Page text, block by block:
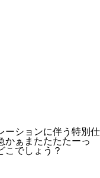
ーションに伴う特別仕
かぁまたたたたーっ
こでしょう？